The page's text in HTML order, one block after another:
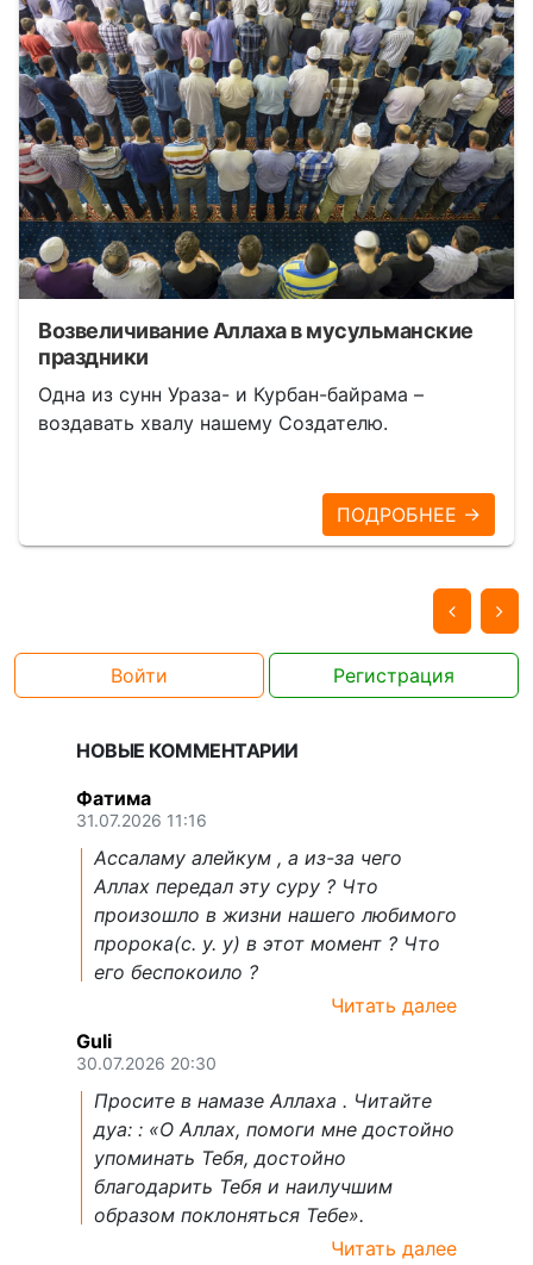
Возвеличивание Аллаха в мусульманские
праздники
Одна из сунн Ураза- и Курбан-байрама –
воздавать хвалу нашему Создателю.
ПОДРОБНЕЕ →
Войти Регистрация
НОВЫЕ КОММЕНТАРИИ
Фатима
31.07.2026 11:16
Ассаламу алейкум , а из-за чего
Аллах передал эту суру ? Что
произошло в жизни нашего любимого
пророка(с. у. у) в этот момент ? Что
его беспокоило ?
Читать далее
Guli
30.07.2026 20:30
Просите в намазе Аллаха . Читайте
дуа: : «О Аллах, помоги мне достойно
упоминать Тебя, достойно
благодарить Тебя и наилучшим
образом поклоняться Тебе».
Читать далее